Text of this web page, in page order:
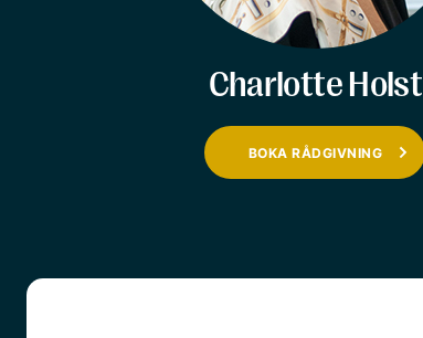
Charlotte Holst
BOKA RÅDGIVNING